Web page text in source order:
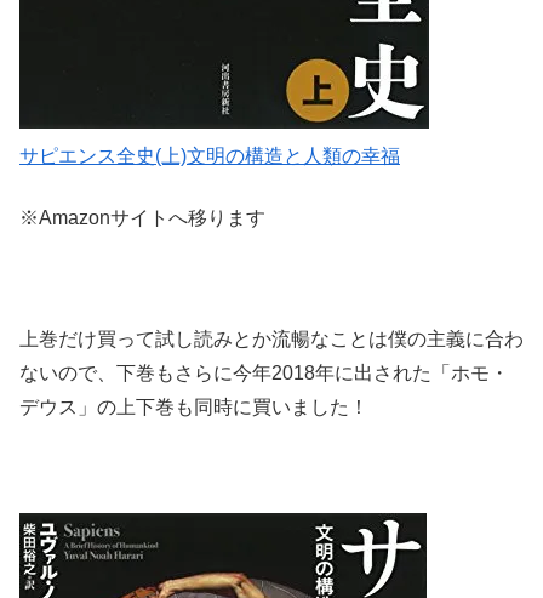
サピエンス全史(上)文明の構造と人類の幸福
※Amazonサイトへ移ります
上巻だけ買って試し読みとか流暢なことは僕の主義に合わ
ないので、下巻もさらに今年2018年に出された「ホモ・
デウス」の上下巻も同時に買いました！